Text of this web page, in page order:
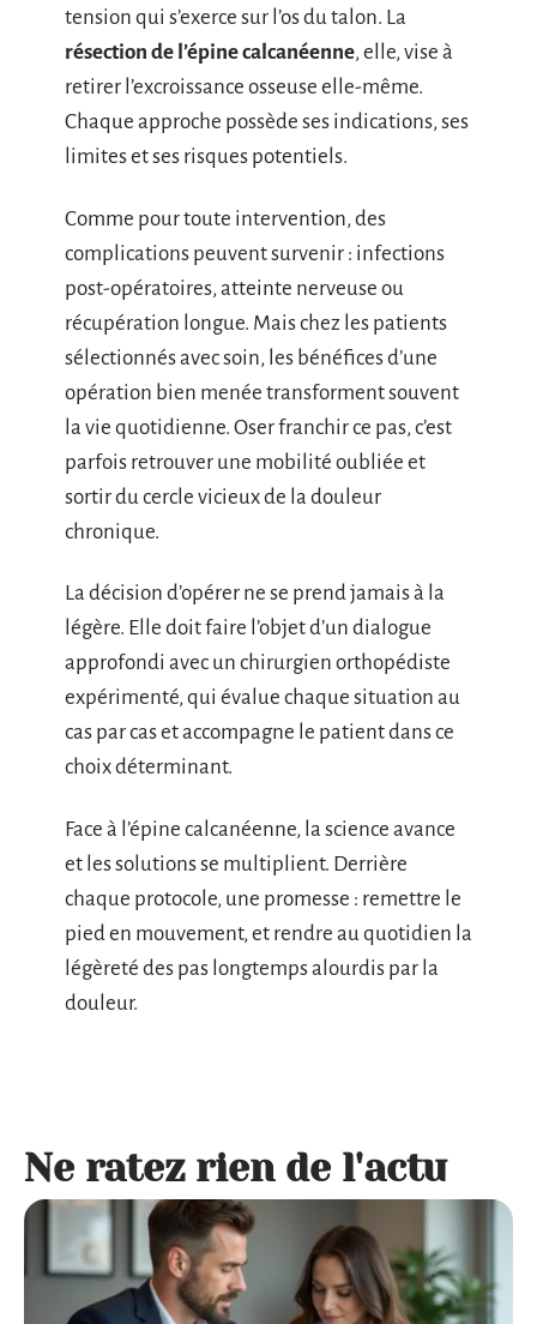
tension qui s’exerce sur l’os du talon. La
résection de l’épine calcanéenne, elle, vise à
retirer l’excroissance osseuse elle-même.
Chaque approche possède ses indications, ses
limites et ses risques potentiels.
Comme pour toute intervention, des
complications peuvent survenir : infections
post-opératoires, atteinte nerveuse ou
récupération longue. Mais chez les patients
sélectionnés avec soin, les bénéfices d’une
opération bien menée transforment souvent
la vie quotidienne. Oser franchir ce pas, c’est
parfois retrouver une mobilité oubliée et
sortir du cercle vicieux de la douleur
chronique.
La décision d’opérer ne se prend jamais à la
légère. Elle doit faire l’objet d’un dialogue
approfondi avec un chirurgien orthopédiste
expérimenté, qui évalue chaque situation au
cas par cas et accompagne le patient dans ce
choix déterminant.
Face à l’épine calcanéenne, la science avance
et les solutions se multiplient. Derrière
chaque protocole, une promesse : remettre le
pied en mouvement, et rendre au quotidien la
légèreté des pas longtemps alourdis par la
douleur.
Ne ratez rien de l'actu